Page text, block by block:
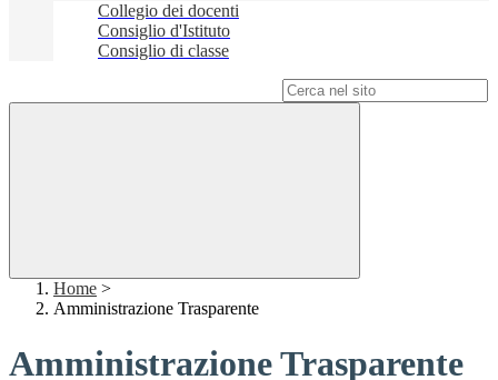
Collegio dei docenti
Consiglio d'Istituto
Consiglio di classe
Home >
Amministrazione Trasparente
Amministrazione Trasparente